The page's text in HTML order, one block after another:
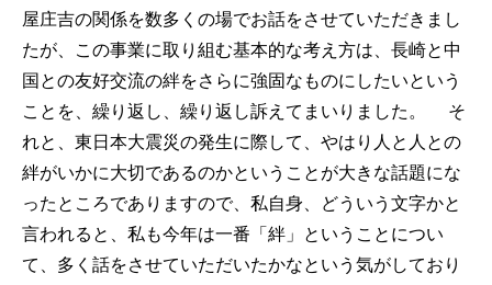
屋庄吉の関係を数多くの場でお話をさせていただきまし
たが、この事業に取り組む基本的な考え方は、長崎と中
国との友好交流の絆をさらに強固なものにしたいという
ことを、繰り返し、繰り返し訴えてまいりました。 そ
れと、東日本大震災の発生に際して、やはり人と人との
絆がいかに大切であるのかということが大きな話題にな
ったところでありますので、私自身、どういう文字かと
言われると、私も今年は一番「絆」ということについ
て、多く話をさせていただいたかなという気がしており